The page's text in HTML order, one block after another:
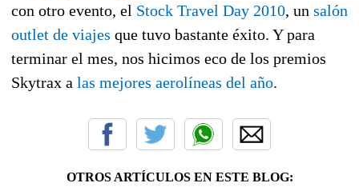
con otro evento, el Stock Travel Day 2010, un salón
outlet de viajes que tuvo bastante éxito. Y para
terminar el mes, nos hicimos eco de los premios
Skytrax a las mejores aerolíneas del año.
OTROS ARTÍCULOS EN ESTE BLOG: